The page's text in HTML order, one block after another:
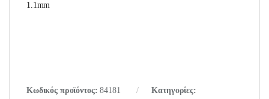
1.1mm
Κωδικός προϊόντος:84181
Κατηγορίες: